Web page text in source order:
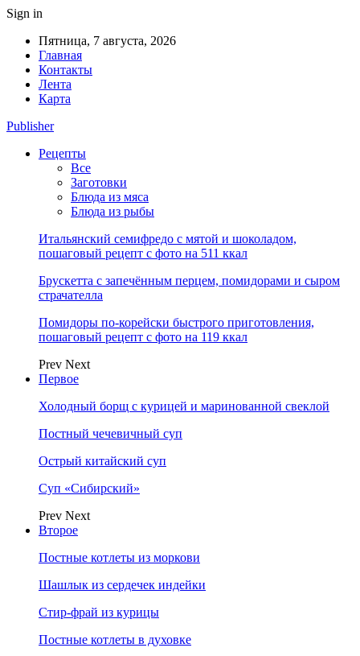
Sign in
Пятница, 7 августа, 2026
Главная
Контакты
Лента
Карта
Publisher
Рецепты
Все
Заготовки
Блюда из мяса
Блюда из рыбы
Итальянский семифредо с мятой и шоколадом,
пошаговый рецепт с фото на 511 ккал
Брускетта с запечённым перцем, помидорами и сыром
страчателла
Помидоры по-корейски быстрого приготовления,
пошаговый рецепт с фото на 119 ккал
Prev Next
Первое
Холодный борщ с курицей и маринованной свеклой
Постный чечевичный суп
Острый китайский суп
Суп «Сибирский»
Prev Next
Второе
Постные котлеты из моркови
Шашлык из сердечек индейки
Стир-фрай из курицы
Постные котлеты в духовке